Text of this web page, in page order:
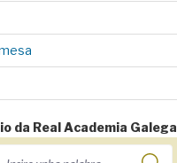
da Real Academia Galega